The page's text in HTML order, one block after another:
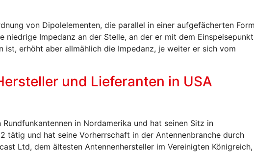
von Dipolelementen, die parallel in einer aufgefächerten
niedrige Impedanz an der Stelle, an der er mit dem Einspeisepunkt
ist, erhöht aber allmählich die Impedanz, je weiter er sich vom
und Lieferanten in USA
in Nordamerika und hat seinen Sitz in
tätig und hat seine Vorherrschaft in der Antennenbranche durch
Ltd, dem ältesten Antennenhersteller im Vereinigten Königreich,